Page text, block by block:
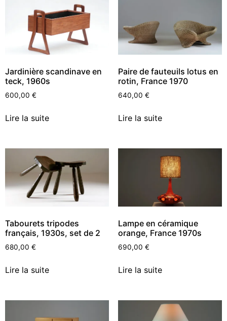
Jardinière scandinave en
teck, 1960s
600,00 €
Lire la suite
Paire de fauteuils lotus en
rotin, France 1970
640,00 €
Lire la suite
Tabourets tripodes
français, 1930s, set de 2
680,00 €
Lire la suite
Lampe en céramique
orange, France 1970s
690,00 €
Lire la suite